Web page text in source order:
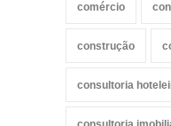
comércio
construção
consultoria